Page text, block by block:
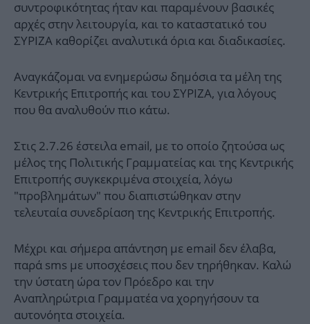
συντροφικότητας ήταν και παραμένουν βασικές
αρχές στην λειτουργία, και το καταστατικό του
ΣΥΡΙΖΑ καθορίζει αναλυτικά όρια και διαδικασίες.
Αναγκάζομαι να ενημερώσω δημόσια τα μέλη της
Κεντρικής Επιτροπής και του ΣΥΡΙΖΑ, για λόγους
που θα αναλυθούν πιο κάτω.
Στις 2.7.26 έστειλα email, με το οποίο ζητούσα ως
μέλος της Πολιτικής Γραμματείας και της Κεντρικής
Επιτροπής συγκεκριμένα στοιχεία, λόγω
"προβλημάτων" που διαπιστώθηκαν στην
τελευταία συνεδρίαση της Κεντρικής Επιτροπής.
Μέχρι και σήμερα απάντηση με email δεν έλαβα,
παρά sms με υποσχέσεις που δεν τηρήθηκαν. Καλώ
την ύστατη ώρα τον Πρόεδρο και την
Αναπληρώτρια Γραμματέα να χορηγήσουν τα
αυτονόητα στοιχεία.